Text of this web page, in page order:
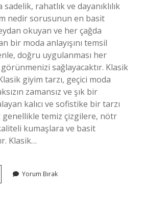
rahatlık ve dayanıklılık
nedir sorusunun en basit
okuyan ve her çağda
bir moda anlayışını temsil
doğru uygulanması her
sağlayacaktır. Klasik
giyim tarzı, geçici moda
zamansız ve şık bir
kalıcı ve sofistike bir tarzı
genellikle temiz çizgilere, nötr
kumaşlara ve basit
Klasik…
Yorum Bırak